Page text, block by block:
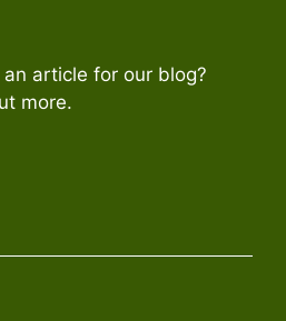
article for our blog?
more.